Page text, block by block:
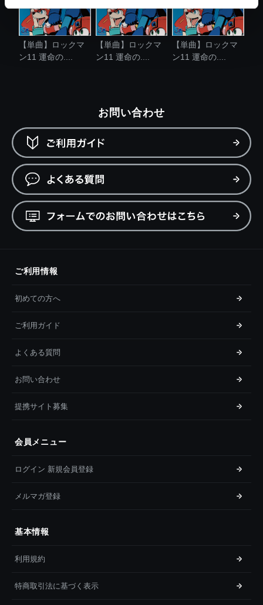
【単曲】ロックマ
ン11 運命の....
【単曲】ロックマ
ン11 運命の....
【単曲】ロックマ
ン11 運命の....
お問い合わせ
ご利用情報
初めての方へ
ご利用ガイド
よくある質問
お問い合わせ
提携サイト募集
会員メニュー
ログイン 新規会員登録
メルマガ登録
基本情報
利用規約
特商取引法に基づく表示